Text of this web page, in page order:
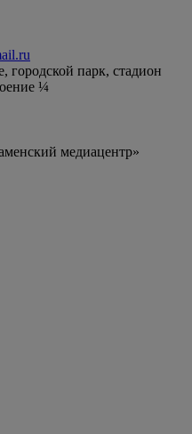
городской парк, стадион
¼
медиацентр»